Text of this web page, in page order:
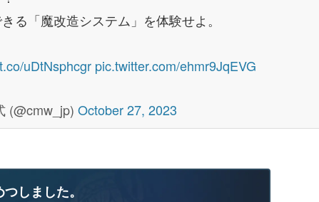
る「魔改造システム」を体験せよ。
uDtNsphcgr pic.twitter.com/ehmr9JqEVG
(@cmw_jp) October 27, 2023
しました。